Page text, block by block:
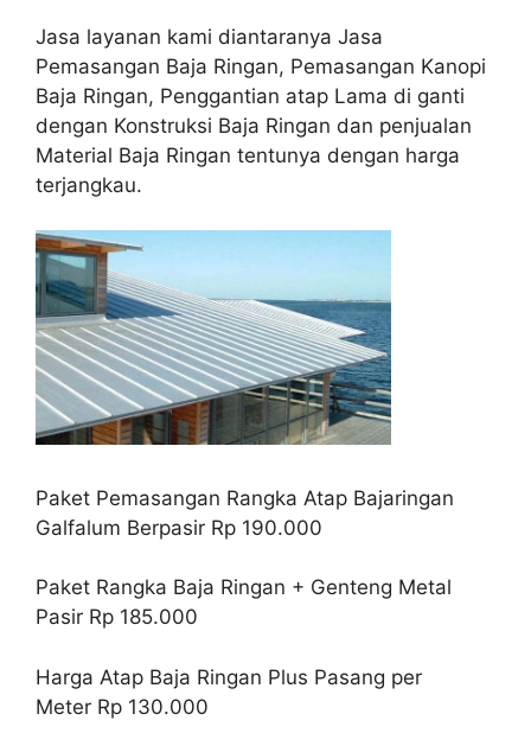
Jasa layanan kami diantaranya Jasa
Pemasangan Baja Ringan, Pemasangan Kanopi
Baja Ringan, Penggantian atap Lama di ganti
dengan Konstruksi Baja Ringan dan penjualan
Material Baja Ringan tentunya dengan harga
terjangkau.
Paket Pemasangan Rangka Atap Bajaringan
Galfalum Berpasir Rp 190.000
Paket Rangka Baja Ringan + Genteng Metal
Pasir Rp 185.000
Harga Atap Baja Ringan Plus Pasang per
Meter Rp 130.000